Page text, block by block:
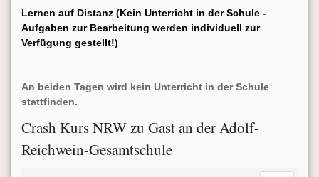
Lernen auf Distanz (Kein Unterricht in der Schule -
Aufgaben zur Bearbeitung werden individuell zur
Verfügung gestellt!)
An beiden Tagen wird kein Unterricht in der Schule
stattfinden.
Crash Kurs NRW zu Gast an der Adolf-
Reichwein-Gesamtschule